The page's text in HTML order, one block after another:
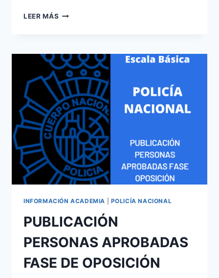
LEER MÁS CONVOCADAS
BÁSICA
Y
150
PLAZAS
ESCALA
EJECUTIVA
POLICÍA
NACIONAL
CONVOCATORIAS
–
2025
INFORMACIÓN ACADEMIA POLICÍA NACIONAL
PUBLICACIÓN
PERSONAS APROBADAS
FASE DE OPOSICIÓN